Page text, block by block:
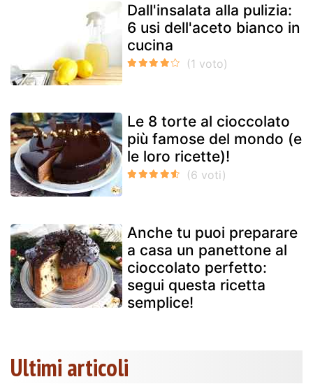
Dall'insalata alla pulizia:
6 usi dell'aceto bianco in
cucina
Le 8 torte al cioccolato
più famose del mondo (e
le loro ricette)!
Anche tu puoi preparare
a casa un panettone al
cioccolato perfetto:
segui questa ricetta
semplice!
Ultimi articoli